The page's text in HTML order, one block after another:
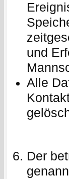
und
Alle
Der